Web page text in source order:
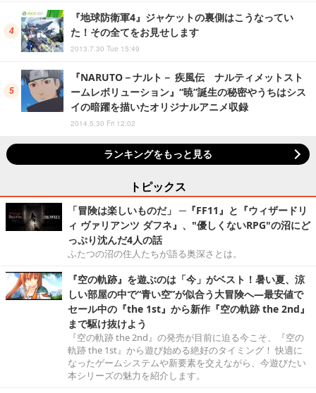
『地球防衛軍4』ジャケットの裏側はこうなってい
た！その全てをお見せします
2013.7.30 Tue 15:49
『NARUTO－ナルト－ 疾風伝 ナルティメットスト
ームレボリューション』“暁”誕生の秘密やうちはシス
イの暗躍を描いたオリジナルアニメ収録
2014.5.30 Fri 12:02
ランキングをもっと見る
トピックス
「冒険は楽しいものだ」 ─『FF11』と『ウィザードリ
ィ ヴァリアンツ ダフネ』、"優しくないRPG"の沼にど
っぷり沈んだ4人の話
ふたつの沼の住人たちが語る奥深さとは。
『空の軌跡』を遊ぶのは「今」がベスト！暑い夏、涼
しい部屋の中で“青い空”が似合う大冒険へ―最安値で
セール中の『the 1st』から新作『空の軌跡 the 2nd』
まで駆け抜けよう
『空の軌跡 the 2nd』の発売が目前に迫る今こそ、『空の
軌跡 the 1st』から遊び始める絶好のタイミング！ 快適に
なったゲームシステムや新要素を交えながら、今遊びたい
本シリーズの魅力を紹介します。